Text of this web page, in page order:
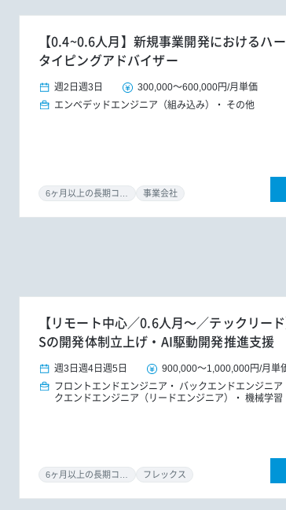
【0.4~0.6人月】新規事業開発におけるハ
タイピングアドバイザー
週2日 週3日 300,000～600,000円/月単価
エンベデッドエンジニア（組み込み）
その他
事業会社
【リモート中心／0.6人月～／テックリー
Sの開発体制立上げ・AI駆動開発推進支援
週3日 週4日 週5日 900,000～1,000,000円/月単
フロントエンドエンジニア
バックエンドエンジニア
クエンドエンジニア（リードエンジニア）
機械学習
フレックス